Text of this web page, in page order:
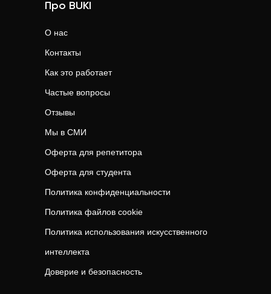
Про BUKI
О нас
Контакты
Как это работает
Частые вопросы
Отзывы
Мы в СМИ
Оферта для репетитора
Оферта для студента
Политика конфиденциальности
Политика файлов cookie
Политика использования искусственного
интеллекта
Доверие и безопасность